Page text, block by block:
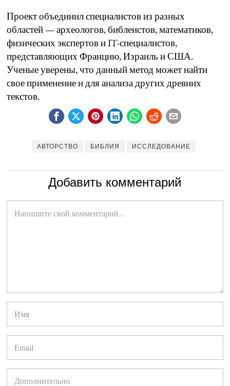
Проект объединил специалистов из разных
областей — археологов, библеистов, математиков,
физических экспертов и IT-специалистов,
представляющих Францию, Израиль и США.
Ученые уверены, что данный метод может найти
свое применение и для анализа других древних
текстов.
АВТОРСТВО БИБЛИЯ ИССЛЕДОВАНИЕ
Добавить комментарий